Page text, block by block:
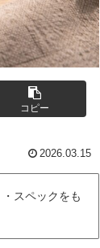
コピー
2026.03.15
スペックをも